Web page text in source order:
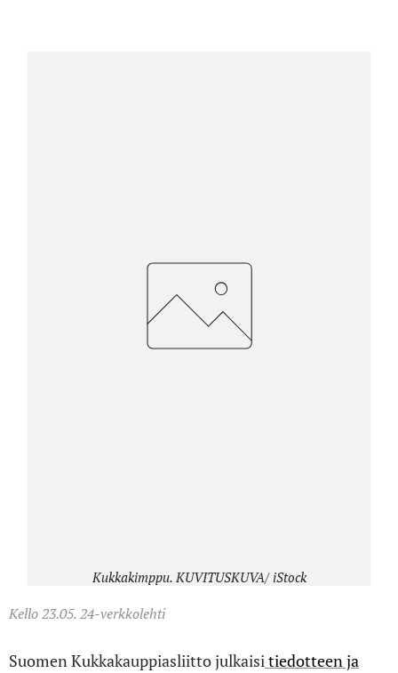
Kukkakimppu. KUVITUSKUVA/ iStock
Kello 23.05. 24-verkkolehti
Suomen Kukkakauppiasliitto julkaisitiedotteen ja